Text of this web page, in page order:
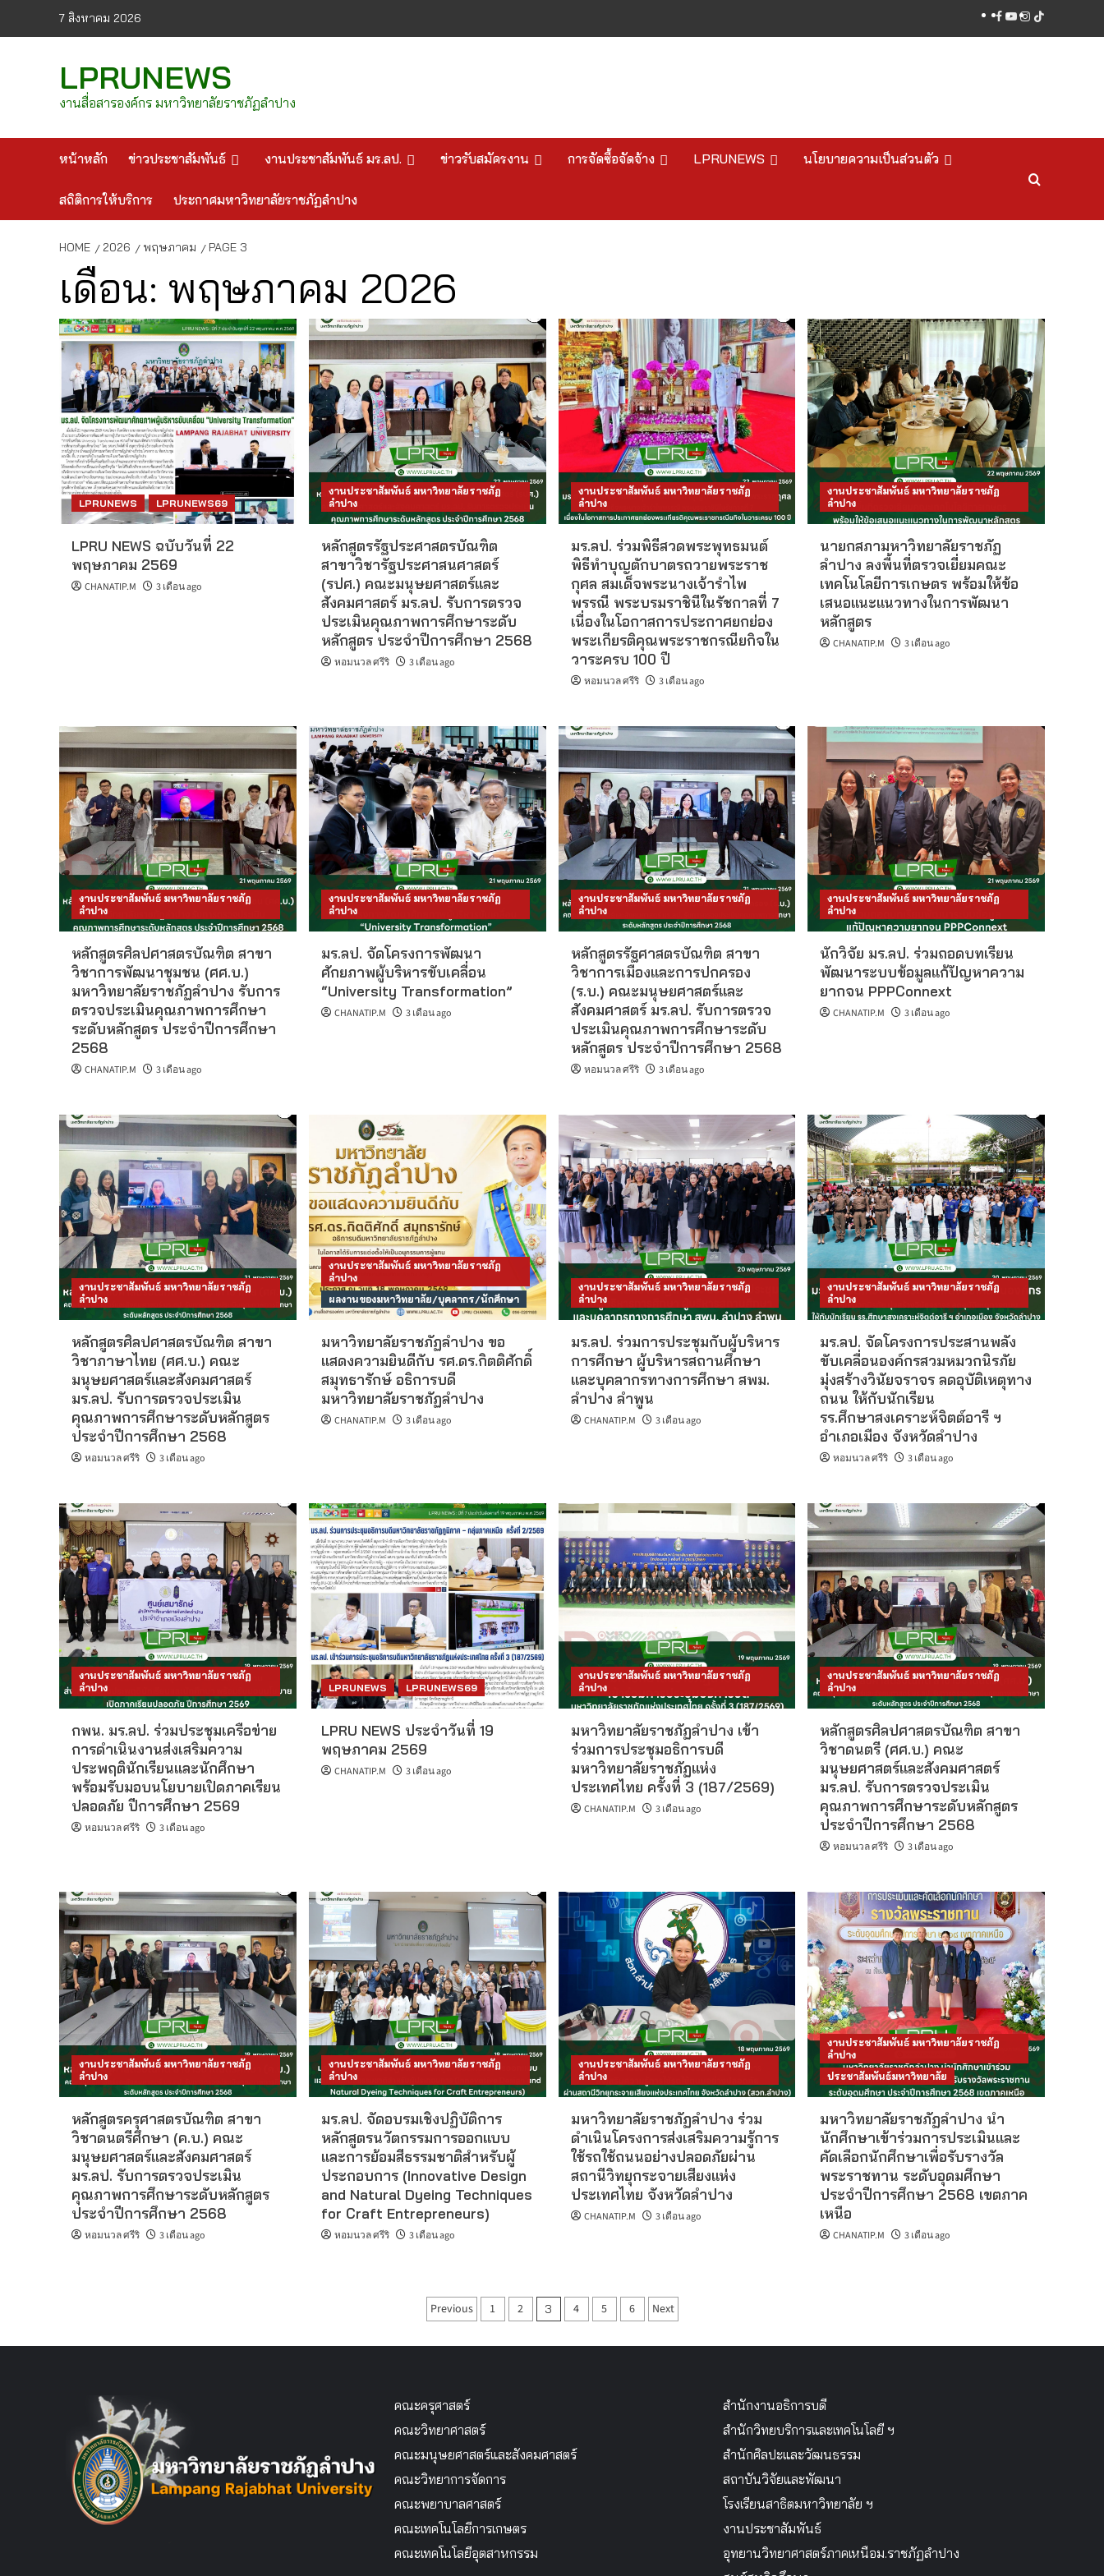
7 สิงหาคม 2026 facebook
youtube
instagram
tiktok
LPRUNEWS
งานสื่อสารองค์กร มหาวิทยาลัยราชภัฏลำปาง
หน้าหลัก ข่าวประชาสัมพันธ์ งานประชาสัมพันธ์ มร.ลป. ข่าวรับสมัครงาน การจัดซื้อจัดจ้าง LPRUNEWS นโยบายความเป็นส่วนตัว
สถิติการให้บริการ ประกาศมหาวิทยาลัยราชภัฏลำปาง
HOME 2026 พฤษภาคม PAGE 3
เดือน: พฤษภาคม 2026
LPRUNEWS LPRUNEWS69
LPRU NEWS ฉบับวันที่ 22
พฤษภาคม 2569
CHANATIP.M 3 เดือน ago
งานประชาสัมพันธ์ มหาวิทยาลัยราชภัฏ
ลำปาง
หลักสูตรรัฐประศาสตรบัณฑิต
สาขาวิชารัฐประศาสนศาสตร์
(รปศ.) คณะมนุษยศาสตร์และ
สังคมศาสตร์ มร.ลป. รับการตรวจ
ประเมินคุณภาพการศึกษาระดับ
หลักสูตร ประจำปีการศึกษา 2568
หอมนวล ศรีริ 3 เดือน ago
งานประชาสัมพันธ์ มหาวิทยาลัยราชภัฏ
ลำปาง
มร.ลป. ร่วมพิธีสวดพระพุทธมนต์
พิธีทำบุญตักบาตรถวายพระราช
กุศล สมเด็จพระนางเจ้ารำไพ
พรรณี พระบรมราชินีในรัชกาลที่ 7
เนื่องในโอกาสการประกาศยกย่อง
พระเกียรติคุณพระราชกรณียกิจใน
วาระครบ 100 ปี
หอมนวล ศรีริ 3 เดือน ago
งานประชาสัมพันธ์ มหาวิทยาลัยราชภัฏ
ลำปาง
นายกสภามหาวิทยาลัยราชภัฏ
ลำปาง ลงพื้นที่ตรวจเยี่ยมคณะ
เทคโนโลยีการเกษตร พร้อมให้ข้อ
เสนอแนะแนวทางในการพัฒนา
หลักสูตร
CHANATIP.M 3 เดือน ago
งานประชาสัมพันธ์ มหาวิทยาลัยราชภัฏ
ลำปาง
หลักสูตรศิลปศาสตรบัณฑิต สาขา
วิชาการพัฒนาชุมชน (ศศ.บ.)
มหาวิทยาลัยราชภัฏลำปาง รับการ
ตรวจประเมินคุณภาพการศึกษา
ระดับหลักสูตร ประจำปีการศึกษา
2568
CHANATIP.M 3 เดือน ago
งานประชาสัมพันธ์ มหาวิทยาลัยราชภัฏ
ลำปาง
มร.ลป. จัดโครงการพัฒนา
ศักยภาพผู้บริหารขับเคลื่อน
“University Transformation”
CHANATIP.M 3 เดือน ago
งานประชาสัมพันธ์ มหาวิทยาลัยราชภัฏ
ลำปาง
หลักสูตรรัฐศาสตรบัณฑิต สาขา
วิชาการเมืองและการปกครอง
(ร.บ.) คณะมนุษยศาสตร์และ
สังคมศาสตร์ มร.ลป. รับการตรวจ
ประเมินคุณภาพการศึกษาระดับ
หลักสูตร ประจำปีการศึกษา 2568
หอมนวล ศรีริ 3 เดือน ago
งานประชาสัมพันธ์ มหาวิทยาลัยราชภัฏ
ลำปาง
นักวิจัย มร.ลป. ร่วมถอดบทเรียน
พัฒนาระบบข้อมูลแก้ปัญหาความ
ยากจน PPPConnext
CHANATIP.M 3 เดือน ago
งานประชาสัมพันธ์ มหาวิทยาลัยราชภัฏ
ลำปาง
หลักสูตรศิลปศาสตรบัณฑิต สาขา
วิชาภาษาไทย (ศศ.บ.) คณะ
มนุษยศาสตร์และสังคมศาสตร์
มร.ลป. รับการตรวจประเมิน
คุณภาพการศึกษาระดับหลักสูตร
ประจำปีการศึกษา 2568
หอมนวล ศรีริ 3 เดือน ago
งานประชาสัมพันธ์ มหาวิทยาลัยราชภัฏ
ลำปาง
ผลงานของมหาวิทยาลัย/บุคลากร/นักศึกษา
มหาวิทยาลัยราชภัฏลำปาง ขอ
แสดงความยินดีกับ รศ.ดร.กิตติศักดิ์
สมุทธารักษ์ อธิการบดี
มหาวิทยาลัยราชภัฏลำปาง
CHANATIP.M 3 เดือน ago
งานประชาสัมพันธ์ มหาวิทยาลัยราชภัฏ
ลำปาง
มร.ลป. ร่วมการประชุมกับผู้บริหาร
การศึกษา ผู้บริหารสถานศึกษา
และบุคลากรทางการศึกษา สพม.
ลำปาง ลำพูน
CHANATIP.M 3 เดือน ago
งานประชาสัมพันธ์ มหาวิทยาลัยราชภัฏ
ลำปาง
มร.ลป. จัดโครงการประสานพลัง
ขับเคลื่อนองค์กรสวมหมวกนิรภัย
มุ่งสร้างวินัยจราจร ลดอุบัติเหตุทาง
ถนน ให้กับนักเรียน
รร.ศึกษาสงเคราะห์จิตต์อารี ฯ
อำเภอเมือง จังหวัดลำปาง
หอมนวล ศรีริ 3 เดือน ago
งานประชาสัมพันธ์ มหาวิทยาลัยราชภัฏ
ลำปาง
กพน. มร.ลป. ร่วมประชุมเครือข่าย
การดำเนินงานส่งเสริมความ
ประพฤตินักเรียนและนักศึกษา
พร้อมรับมอบนโยบายเปิดภาคเรียน
ปลอดภัย ปีการศึกษา 2569
หอมนวล ศรีริ 3 เดือน ago
LPRUNEWS LPRUNEWS69
LPRU NEWS ประจำวันที่ 19
พฤษภาคม 2569
CHANATIP.M 3 เดือน ago
งานประชาสัมพันธ์ มหาวิทยาลัยราชภัฏ
ลำปาง
มหาวิทยาลัยราชภัฏลำปาง เข้า
ร่วมการประชุมอธิการบดี
มหาวิทยาลัยราชภัฏแห่ง
ประเทศไทย ครั้งที่ 3 (187/2569)
CHANATIP.M 3 เดือน ago
งานประชาสัมพันธ์ มหาวิทยาลัยราชภัฏ
ลำปาง
หลักสูตรศิลปศาสตรบัณฑิต สาขา
วิชาดนตรี (ศศ.บ.) คณะ
มนุษยศาสตร์และสังคมศาสตร์
มร.ลป. รับการตรวจประเมิน
คุณภาพการศึกษาระดับหลักสูตร
ประจำปีการศึกษา 2568
หอมนวล ศรีริ 3 เดือน ago
งานประชาสัมพันธ์ มหาวิทยาลัยราชภัฏ
ลำปาง
หลักสูตรครุศาสตรบัณฑิต สาขา
วิชาดนตรีศึกษา (ค.บ.) คณะ
มนุษยศาสตร์และสังคมศาสตร์
มร.ลป. รับการตรวจประเมิน
คุณภาพการศึกษาระดับหลักสูตร
ประจำปีการศึกษา 2568
หอมนวล ศรีริ 3 เดือน ago
งานประชาสัมพันธ์ มหาวิทยาลัยราชภัฏ
ลำปาง
มร.ลป. จัดอบรมเชิงปฏิบัติการ
หลักสูตรนวัตกรรมการออกแบบ
และการย้อมสีธรรมชาติสำหรับผู้
ประกอบการ (Innovative Design
and Natural Dyeing Techniques
for Craft Entrepreneurs)
หอมนวล ศรีริ 3 เดือน ago
งานประชาสัมพันธ์ มหาวิทยาลัยราชภัฏ
ลำปาง
มหาวิทยาลัยราชภัฏลำปาง ร่วม
ดำเนินโครงการส่งเสริมความรู้การ
ใช้รถใช้ถนนอย่างปลอดภัยผ่าน
สถานีวิทยุกระจายเสียงแห่ง
ประเทศไทย จังหวัดลำปาง
CHANATIP.M 3 เดือน ago
งานประชาสัมพันธ์ มหาวิทยาลัยราชภัฏ
ลำปาง
ประชาสัมพันธ์มหาวิทยาลัย
มหาวิทยาลัยราชภัฏลำปาง นำ
นักศึกษาเข้าร่วมการประเมินและ
คัดเลือกนักศึกษาเพื่อรับรางวัล
พระราชทาน ระดับอุดมศึกษา
ประจำปีการศึกษา 2568 เขตภาค
เหนือ
CHANATIP.M 3 เดือน ago
Posts
Previous 1 2 3 4 5 6 Next
คณะครุศาสตร์
คณะวิทยาศาสตร์
คณะมนุษยศาสตร์และสังคมศาสตร์
คณะวิทยาการจัดการ
คณะพยาบาลศาสตร์
คณะเทคโนโลยีการเกษตร
คณะเทคโนโลยีอุตสาหกรรม
สำนักงานอธิการบดี
สำนักวิทยบริการและเทคโนโลยี ฯ
สำนักศิลปะและวัฒนธรรม
สถาบันวิจัยและพัฒนา
โรงเรียนสาธิตมหาวิทยาลัย ฯ
งานประชาสัมพันธ์
อุทยานวิทยาศาสตร์ภาคเหนือม.ราชภัฏลำปาง